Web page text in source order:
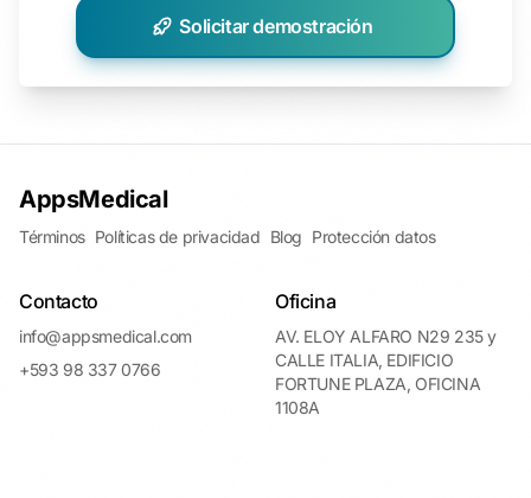
Solicitar demostración
AppsMedical
Términos Políticas de privacidad Blog Protección datos
Contacto
info@appsmedical.com
+593 98 337 0766
Oficina
AV. ELOY ALFARO N29 235 y
CALLE ITALIA, EDIFICIO
FORTUNE PLAZA, OFICINA
1108A